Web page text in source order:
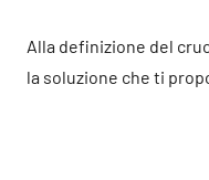
Alla definizione del
la soluzione che ti